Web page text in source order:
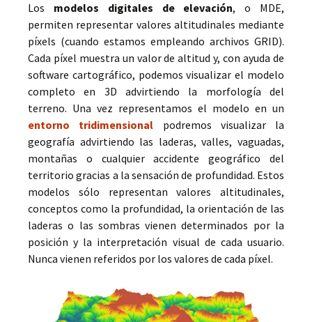
Los modelos digitales de elevación, o MDE,
permiten representar valores altitudinales mediante
píxels (cuando estamos empleando archivos GRID).
Cada píxel muestra un valor de altitud y, con ayuda de
software cartográfico, podemos visualizar el modelo
completo en 3D advirtiendo la morfología del
terreno. Una vez representamos el modelo en un
entorno tridimensional
podremos visualizar la
geografía advirtiendo las laderas, valles, vaguadas,
montañas o cualquier accidente geográfico del
territorio gracias a la sensación de profundidad. Estos
modelos sólo representan valores altitudinales,
conceptos como la profundidad, la orientación de las
laderas o las sombras vienen determinados por la
posición y la interpretación visual de cada usuario.
Nunca vienen referidos por los valores de cada píxel.